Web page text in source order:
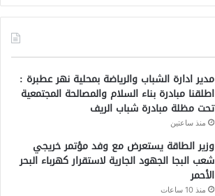
مدير ادارة الشباب والرياضة بمحلية نهر عطبرة :
اطلقنا مبادرة بناء السلام والمصالحة المجتمعية
تحت مظلة مبادرة شباب الريف
منذ ساعتين
وزير الطاقة يستعرض مع وفد مؤتمر خريجي
شعب البجا الجهود الجارية لاستقرار كهرباء البحر
الأحمر
منذ 10 ساعات